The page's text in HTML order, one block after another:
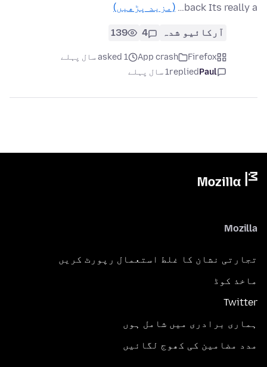
back Its really a…
(مزید پڑھیں)
آرکائیو شدہ 4
139
Firefox
App crash
asked 1 سال پہلے
Paul
replied1 سال پہلے
Mozilla
تجارتی نشان کا غلط استعمال رپورٹ کریں
ماخذ کوڈ
Twitter
ہماری برادری میں شامل ہوں
مدد مضامین کی کھوج لگائیں